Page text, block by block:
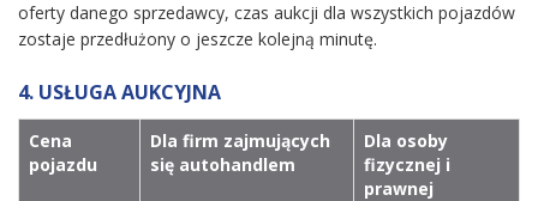
oferty danego sprzedawcy, czas aukcji dla wszystkich pojazdów
zostaje przedłużony o jeszcze kolejną minutę.
4. USŁUGA AUKCYJNA
Cena
pojazdu
Dla firm zajmujących
się autohandlem
Dla osoby
fizycznej i
prawnej